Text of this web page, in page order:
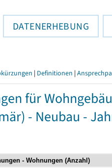
DATENERHEBUNG
| Definitionen |
für
- Neubau -